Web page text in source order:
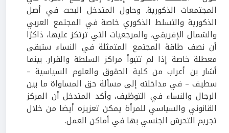
المجتمعات الذكورية. وحاول المتدخل البحث في أصل
الذكورية والتسلط الذكوري خاصة في المجتمع العربي
والشمال الإفريقي، والمرجعيات التي ترتكز عليها، ذاكرًا
أن نصف طاقة المجتمع المتمثلة في النساء ستبقى
معطلة خاصة إذا لم تتبوأ مراكز السلطة والقرار. بينما
أشار بن أعراب من كلية الحقوق والعلوم السياسية –
سطيف – في مداخلته إلى مسألة حق المساواة ما بين
الرجال والنساء في التوظيف، وأكد المتدخل أن المركز
القانوني والسياسي للمرأة يمكن تعزيزه أيضا من خلال
تجريم التحرش الجنسي بها في أماكن العمل.